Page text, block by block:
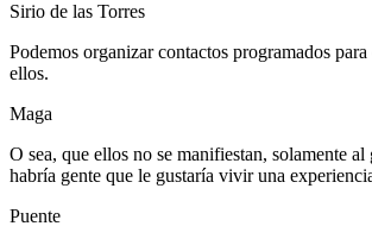
Sirio de las Torres
Podemos organizar contactos programados
ellos.
Maga
O sea, que ellos no se manifiestan, solamente
habría gente que le gustaría vivir una
Puente